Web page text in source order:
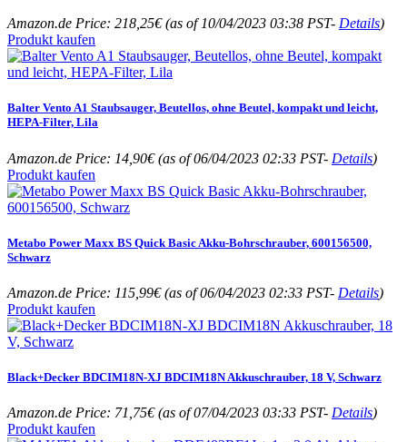
Amazon.de Price: 218,25€(as of 10/04/2023 03:38 PST- Details)
Produkt kaufen
Balter Vento A1 Staubsauger, Beutellos, ohne Beutel, kompakt und leicht,
HEPA-Filter, Lila
Amazon.de Price: 14,90€(as of 06/04/2023 02:33 PST- Details)
Produkt kaufen
Metabo Power Maxx BS Quick Basic Akku-Bohrschrauber, 600156500,
Schwarz
Amazon.de Price: 115,99€(as of 06/04/2023 02:33 PST- Details)
Produkt kaufen
Black+Decker BDCIM18N-XJ BDCIM18N Akkuschrauber, 18 V, Schwarz
Amazon.de Price: 71,75€(as of 07/04/2023 03:33 PST- Details)
Produkt kaufen